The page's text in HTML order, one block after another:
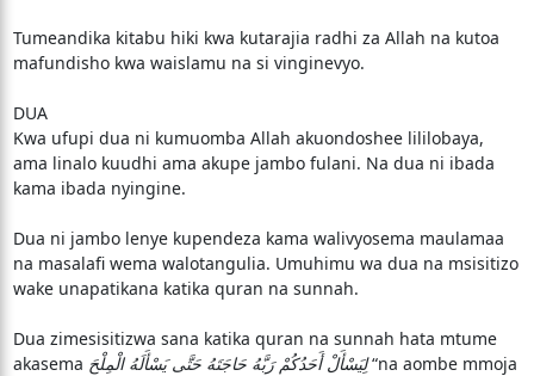
Tumeandika kitabu hiki kwa kutarajia radhi za Allah na kutoa
mafundisho kwa waislamu na si vinginevyo.
DUA
Kwa ufupi dua ni kumuomba Allah akuondoshee lililobaya,
ama linalo kuudhi ama akupe jambo fulani. Na dua ni ibada
kama ibada nyingine.
Dua ni jambo lenye kupendeza kama walivyosema maulamaa
na masalafi wema walotangulia. Umuhimu wa dua na msisitizo
wake unapatikana katika quran na sunnah.
Dua zimesisitizwa sana katika quran na sunnah hata mtume
akasema
لِيَسْأَلْ أَحَدُكُمْ رَبَّهُ حَاجَتَهُ حَتَّى يَسْأَلَهُ الْمِلْحَ“na aombe mmoja